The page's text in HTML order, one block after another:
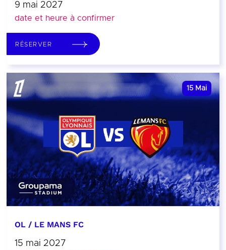
9 mai 2027
date et heure à confirmer
RÉSERVER
15 Mai
OL / LE MANS FC
15 mai 2027